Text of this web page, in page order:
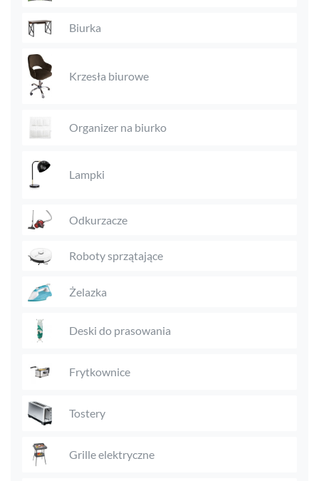
Biurka
Krzesła biurowe
Organizer na biurko
Lampki
Odkurzacze
Roboty sprzątające
Żelazka
Deski do prasowania
Frytkownice
Tostery
Grille elektryczne